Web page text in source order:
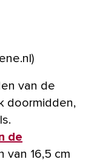
van de
doormidden,
de
van 16,5 cm